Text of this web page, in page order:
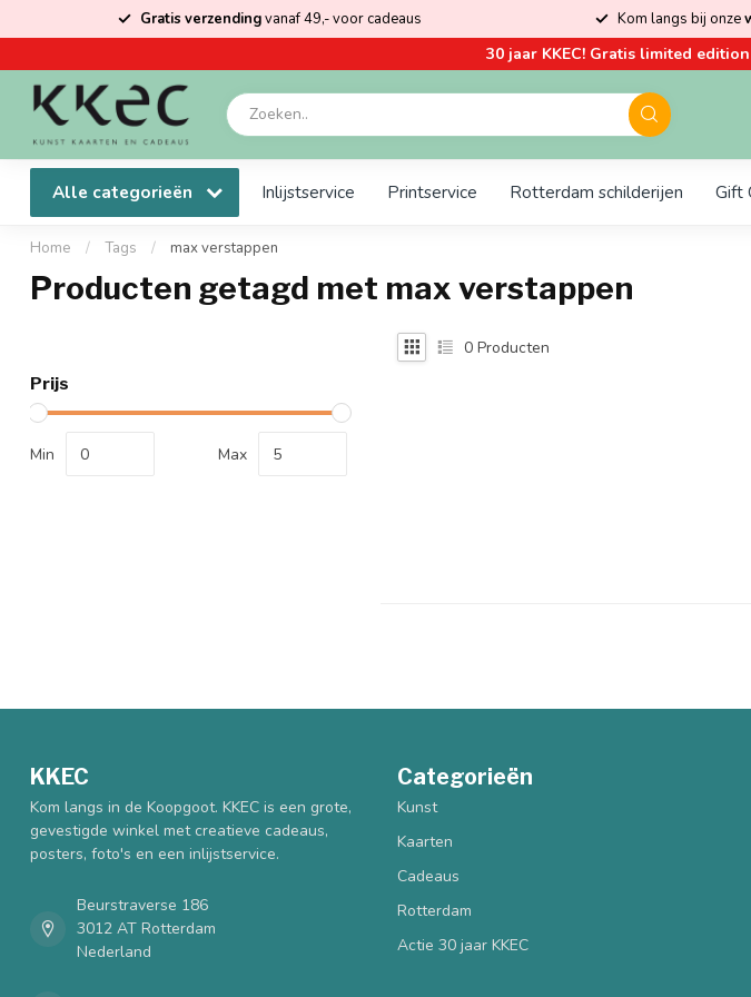
Gratis verzendingvanaf 49,- voor cadeaus Kom langs bij onze
30 jaar KKEC! Gratis limited
Alle categorieën Inlijstservice Printservice Rotterdam schilderijen Gift
Home / Tags / max verstappen
Producten getagd met max verstappen
Prijs
Min Max
0 Producten
KKEC
Kom langs in de Koopgoot. KKEC is een grote,
gevestigde winkel met creatieve cadeaus,
posters, foto's en een inlijstservice.
Beurstraverse 186
3012 AT Rotterdam
Nederland
Categorieën
Kunst
Kaarten
Cadeaus
Rotterdam
Actie 30 jaar KKEC